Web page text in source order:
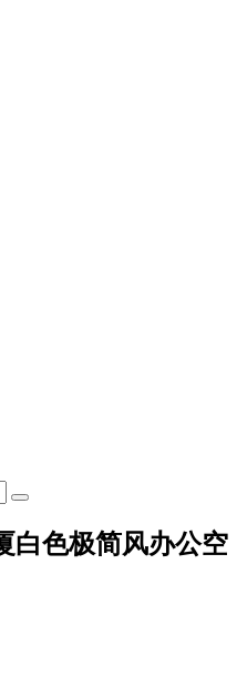
白色极简风办公空